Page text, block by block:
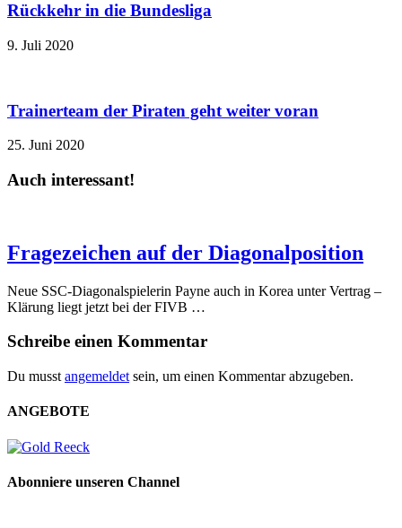
Rückkehr in die Bundesliga
9. Juli 2020
Trainerteam der Piraten geht weiter voran
25. Juni 2020
Auch interessant!
Fragezeichen auf der Diagonalposition
Neue SSC-Diagonalspielerin Payne auch in Korea unter Vertrag –
Klärung liegt jetzt bei der FIVB …
Schreibe einen Kommentar
Du musst angemeldet sein, um einen Kommentar abzugeben.
ANGEBOTE
Abonniere unseren Channel